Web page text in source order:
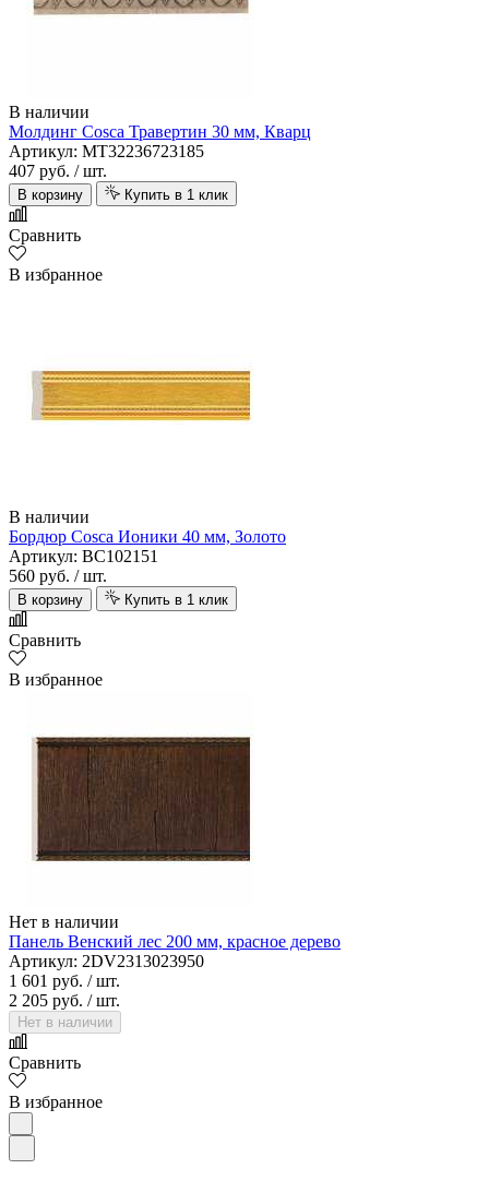
В наличии
Молдинг Cosca Травертин 30 мм, Кварц
Артикул: MT32236723185
407 руб. / шт.
В корзину Купить в 1 клик
Сравнить
В избранное
В наличии
Бордюр Cosca Ионики 40 мм, Золото
Артикул: BC102151
560 руб. / шт.
В корзину Купить в 1 клик
Сравнить
В избранное
Нет в наличии
Панель Венский лес 200 мм, красное дерево
Артикул: 2DV2313023950
1 601 руб. / шт.
2 205 руб. / шт.
Нет в наличии
Сравнить
В избранное